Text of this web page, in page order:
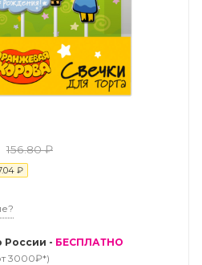
156.80₽
₽
России - БЕСПЛАТНО
3000₽*)